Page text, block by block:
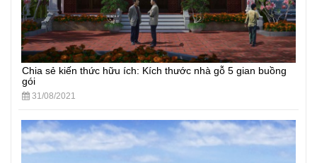
Chia sẻ kiến thức hữu ích: Kích thước nhà gỗ 5 gian buồng
gói
31/08/2021